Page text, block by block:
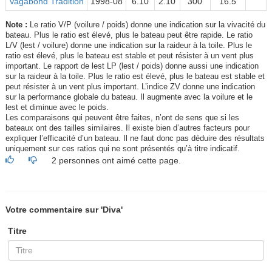
Note : Le ratio V/P (voilure / poids) donne une indication sur la vivacité du
bateau. Plus le ratio est élevé, plus le bateau peut être rapide. Le ratio
L/V (lest / voilure) donne une indication sur la raideur à la toile. Plus le
ratio est élevé, plus le bateau est stable et peut résister à un vent plus
important. Le rapport de lest LP (lest / poids) donne aussi une indication
sur la raideur à la toile. Plus le ratio est élevé, plus le bateau est stable et
peut résister à un vent plus important. L’indice ZV donne une indication
sur la performance globale du bateau. Il augmente avec la voilure et le
lest et diminue avec le poids.
Les comparaisons qui peuvent être faites, n’ont de sens que si les
bateaux ont des tailles similaires. Il existe bien d’autres facteurs pour
expliquer l’efficacité d’un bateau. Il ne faut donc pas déduire des résultats
uniquement sur ces ratios qui ne sont présentés qu’à titre indicatif.
2 personnes ont aimé cette page.
Votre commentaire sur 'Diva'
Titre